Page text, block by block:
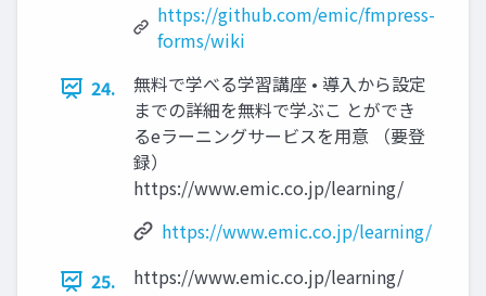
https://github.com/emic/fmpress-
forms/wiki
24.
無料で学べる学習講座 • 導入から設定
までの詳細を無料で学ぶこ とができ
るeラーニングサービスを用意 （要登
録）
https://www.emic.co.jp/learning/
https://www.emic.co.jp/learning/
25.
https://www.emic.co.jp/learning/